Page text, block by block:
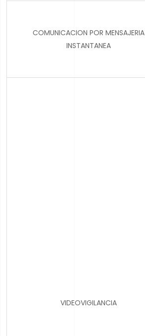
COMUNICACION POR MENSAJERIA
INSTANTANEA
VIDEOVIGILANCIA